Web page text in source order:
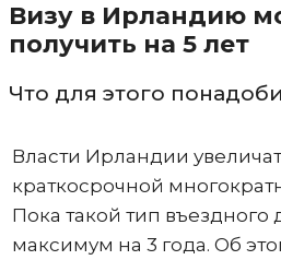
Визу в Ирландию
получить на 5 лет
Что для этого
Власти Ирландии
краткосрочной
Пока такой тип въездного
максимум на 3 года. Об